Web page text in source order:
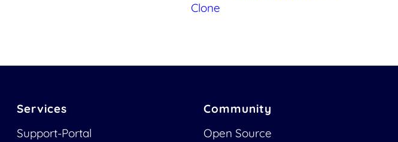
Clone
Services
Support-Portal
Community
Open Source